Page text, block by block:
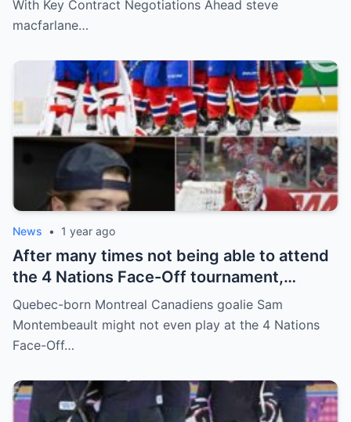
above players surprised the whole team
With Key Contract Negotiations Ahead steve
macfarlane…
News • 1 year ago
After many times not being able to attend
the 4 Nations Face-Off tournament,
goalkeeper Sam Montembeault made a
shocking statement that made the
relationship between him and the team’s
Quebec-born Montreal Canadiens goalie Sam
Montembeault might not even play at the 4 Nations
Face-Off…